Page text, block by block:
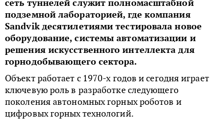
сеть туннелей служит полномасштабной
подземной лабораторией, где компания
Sandvik десятилетиями тестировала новое
оборудование, системы автоматизации и
решения искусственного интеллекта для
горнодобывающего сектора.
Объект работает с 1970-х годов и сегодня играет
ключевую роль в разработке следующего
поколения автономных горных роботов и
цифровых горных технологий.